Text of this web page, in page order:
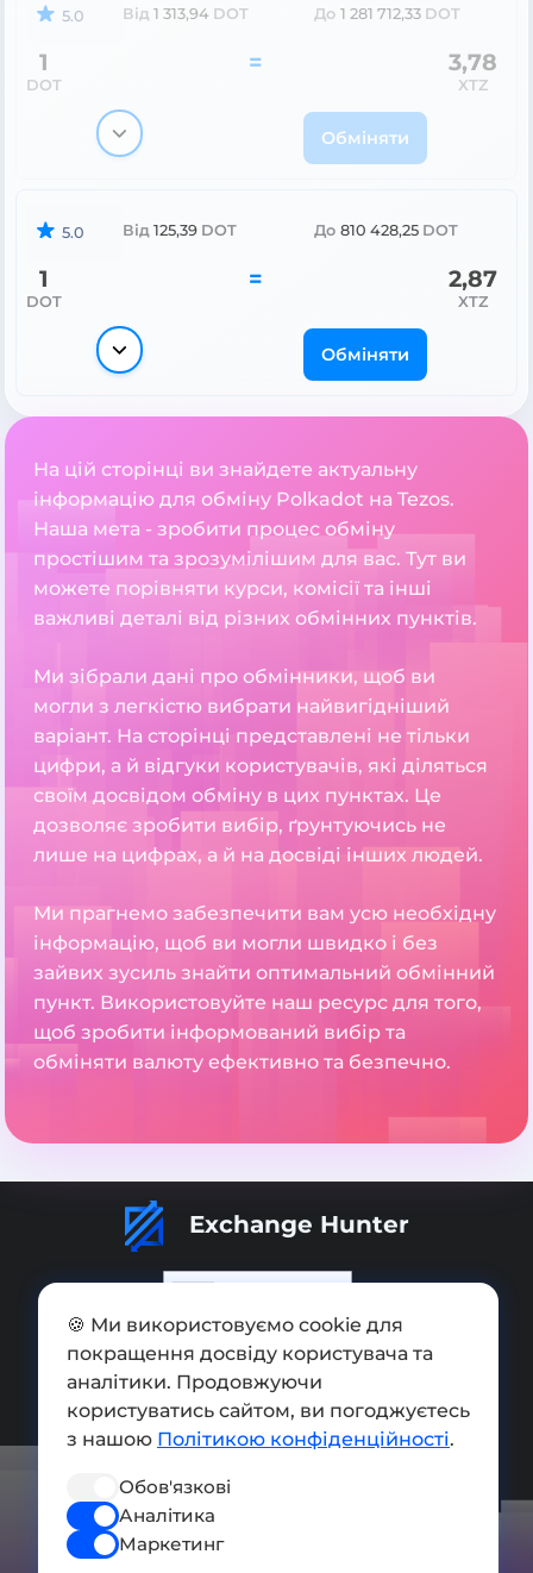
5.0 Від 1 313,94 DOT До 1 281 712,33 DOT
1
DOT
= 3,78
XTZ
Обміняти
5.0 Від 125,39 DOT До 810 428,25 DOT
1
DOT
= 2,87
XTZ
Обміняти
На цій сторінці ви знайдете актуальну
інформацію для обміну Polkadot на Tezos.
Наша мета - зробити процес обміну
простішим та зрозумілішим для вас. Тут ви
можете порівняти курси, комісії та інші
важливі деталі від різних обмінних пунктів.
Ми зібрали дані про обмінники, щоб ви
могли з легкістю вибрати найвигідніший
варіант. На сторінці представлені не тільки
цифри, а й відгуки користувачів, які діляться
своїм досвідом обміну в цих пунктах. Це
дозволяє зробити вибір, ґрунтуючись не
лише на цифрах, а й на досвіді інших людей.
Ми прагнемо забезпечити вам усю необхідну
інформацію, щоб ви могли швидко і без
зайвих зусиль знайти оптимальний обмінний
пункт. Використовуйте наш ресурс для того,
щоб зробити інформований вибір та
обміняти валюту ефективно та безпечно.
Exchange Hunter
Додати обмінник
Мапа сайту
Press kit
Умови використання
🍪 Ми використовуємо cookie для
покращення досвіду користувача та
аналітики. Продовжуючи
користуватись сайтом, ви погоджуєтесь
з нашою Політикою конфіденційності.
Обов'язкові
Аналітика
Маркетинг